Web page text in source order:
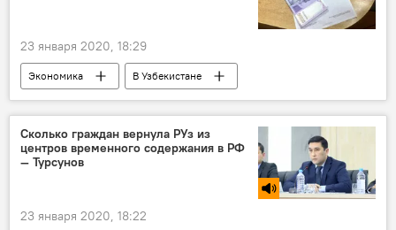
23 января 2020, 18:29
Экономика
В Узбекистане
Центральный банк Республики Узбекистан
безналичная оплата
Банкоматы
Узбекистан
Сколько граждан вернула РУз из
центров временного содержания в РФ
— Турсунов
23 января 2020, 18:22